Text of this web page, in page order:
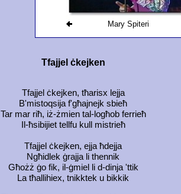
Mary Spiteri
Tfajjel ċkejken
Tfajjel ċkejken, tħarisx lejja
B'mistoqsija f'għajnejk sbieħ
Tar mar riħ, iż-żmien tal-logħob ferrieħ
Il-ħsibijiet tellfu kull mistrieħ
Tfajjel ċkejken, ejja ħdejja
Ngħidlek ġrajja li thennik
Għożż ġo fik, il-ġmiel li d-dinja 'ttik
La tħallihiex, tnikktek u bikkik